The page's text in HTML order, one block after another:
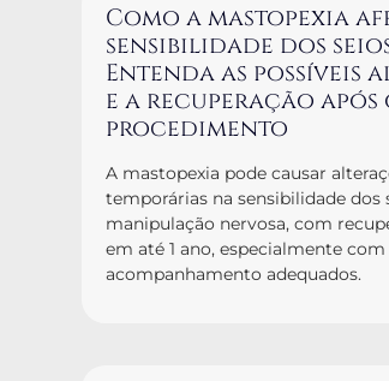
Como a mastopexia
sensibilidade dos
Entenda as possíveis
e a recuperação após
procedimento
A mastopexia pode causar
temporárias na sensibilidade dos
manipulação nervosa, com
em até 1 ano, especialmente
acompanhamento adequados.